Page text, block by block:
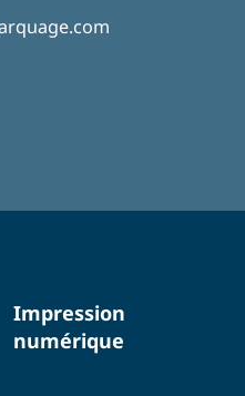
Impression
numérique